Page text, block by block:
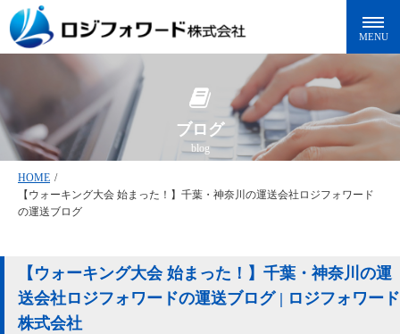
ブログ
blog
HOME /
【ウォーキング大会 始まった！】千葉・神奈川の運送会社ロジフォワード
の運送ブログ
【ウォーキング大会 始まった！】千葉・神奈川の運
送会社ロジフォワードの運送ブログ | ロジフォワード
株式会社